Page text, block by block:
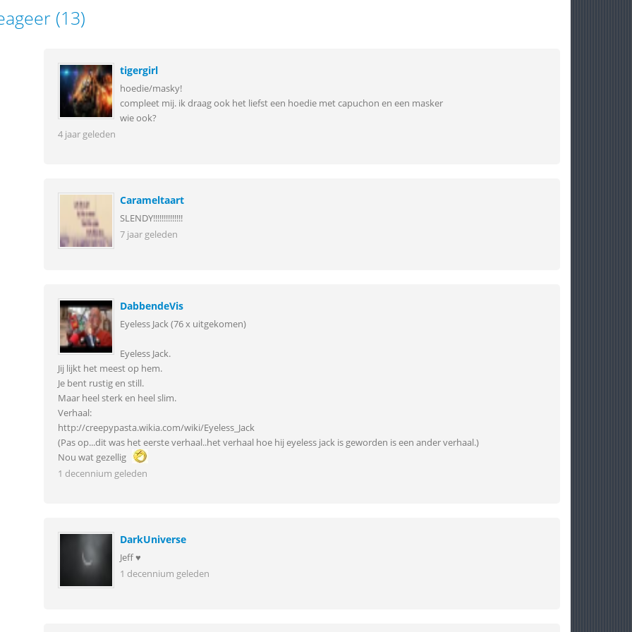
(13)
tigergirl
hoedie/masky!
compleet mij. ik draag ook het liefst een hoedie met capuchon en een masker
wie ook?
4 jaar geleden
Carameltaart
SLENDY!!!!!!!!!!!!!!
7 jaar geleden
DabbendeVis
Eyeless Jack (76 x uitgekomen)
Eyeless Jack.
Jij lijkt het meest op hem.
Je bent rustig en still.
Maar heel sterk en heel slim.
Verhaal:
http://creepypasta.wikia.com/wiki/Eyeless_Jack
(Pas op...dit was het eerste verhaal..het verhaal hoe hij eyeless jack is geworden is een ander verhaal.)
Nou wat gezellig
1 decennium geleden
DarkUniverse
Jeff ♥
1 decennium geleden